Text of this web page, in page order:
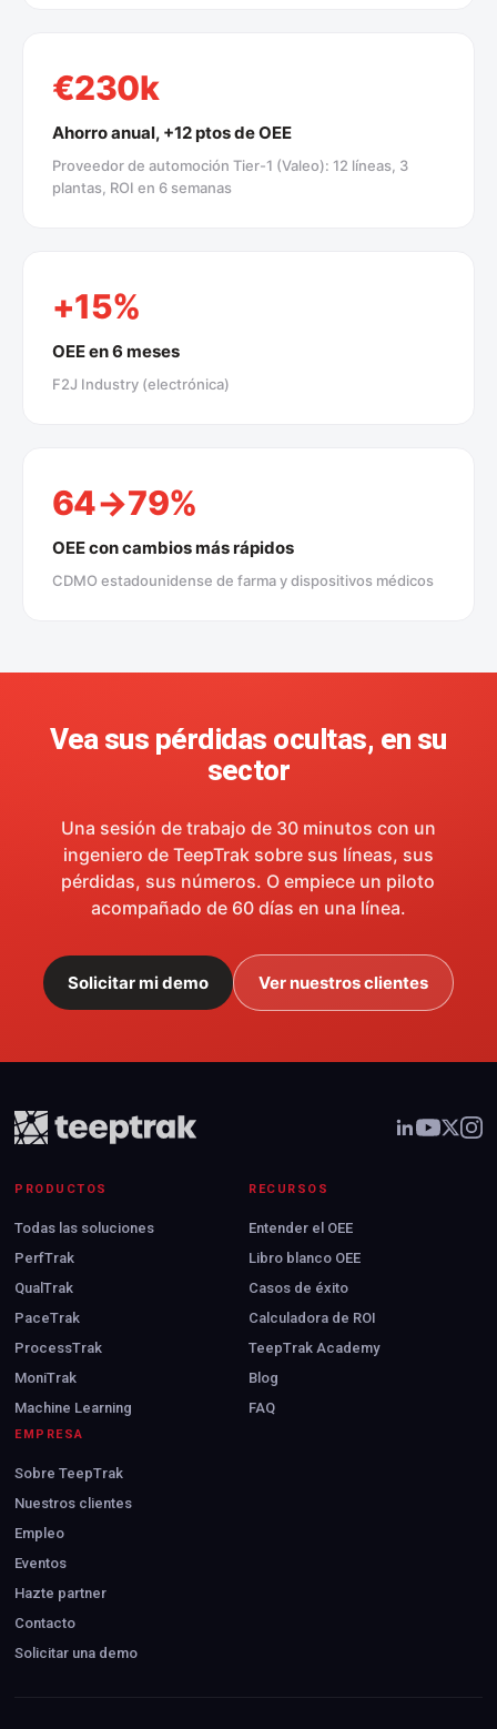
€230k
Ahorro anual, +12 ptos de OEE
Proveedor de automoción Tier-1 (Valeo): 12 líneas, 3
plantas, ROI en 6 semanas
+15%
OEE en 6 meses
F2J Industry (electrónica)
64→79%
OEE con cambios más rápidos
CDMO estadounidense de farma y dispositivos médicos
Vea sus pérdidas ocultas, en su
sector
Una sesión de trabajo de 30 minutos con un
ingeniero de TeepTrak sobre sus líneas, sus
pérdidas, sus números. O empiece un piloto
acompañado de 60 días en una línea.
Solicitar mi demo Ver nuestros clientes
PRODUCTOS
Todas las soluciones
PerfTrak
QualTrak
PaceTrak
ProcessTrak
MoniTrak
Machine Learning
RECURSOS
Entender el OEE
Libro blanco OEE
Casos de éxito
Calculadora de ROI
TeepTrak Academy
Blog
FAQ
EMPRESA
Sobre TeepTrak
Nuestros clientes
Empleo
Eventos
Hazte partner
Contacto
Solicitar una demo